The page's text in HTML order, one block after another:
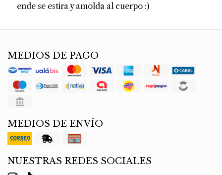
ende se estira y amolda al cuerpo :)
MEDIOS DE PAGO
MEDIOS DE ENVÍO
NUESTRAS REDES SOCIALES